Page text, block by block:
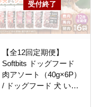
【全12回定期便】
Softbits ドッグフード
肉アソート（40g×6P）
/ ドッグフード 犬 いぬ